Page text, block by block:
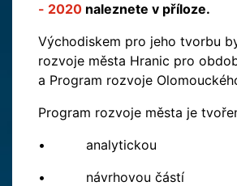
- 2020 naleznete v příloze.
Východiskem pro jeho tvorbu
rozvoje města Hranic pro
a Program rozvoje
Program rozvoje města je
• analytickou
• návrhovou částí